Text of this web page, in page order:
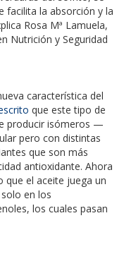
facilita la absorción y la
Rosa Mª Lamuela,
Nutrición y Seguridad
característica del
que este tipo de
producir isómeros —
pero con distintas
que son más
antioxidante. Ahora
que el aceite juega un
en los
los cuales pasan